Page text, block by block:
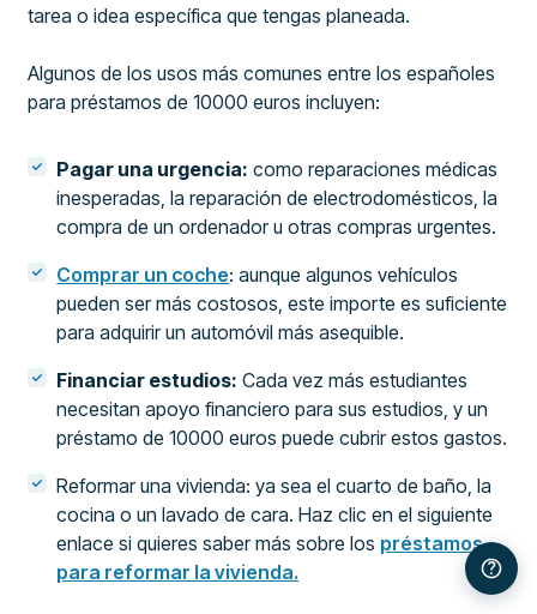
tarea o idea específica que tengas planeada.
Algunos de los usos más comunes entre los españoles
para préstamos de 10000 euros incluyen:
Pagar una urgencia: como reparaciones médicas
inesperadas, la reparación de electrodomésticos, la
compra de un ordenador u otras compras urgentes.
Comprar un coche: aunque algunos vehículos
pueden ser más costosos, este importe es suficiente
para adquirir un automóvil más asequible.
Financiar estudios: Cada vez más estudiantes
necesitan apoyo financiero para sus estudios, y un
préstamo de 10000 euros puede cubrir estos gastos.
Reformar una vivienda: ya sea el cuarto de baño, la
cocina o un lavado de cara. Haz clic en el siguiente
enlace si quieres saber más sobre los préstamos
para reformar la vivienda.